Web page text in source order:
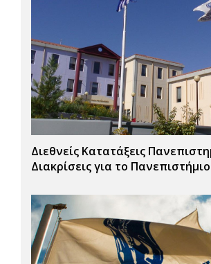
Διεθνείς Κατατάξεις
Διακρίσεις για το